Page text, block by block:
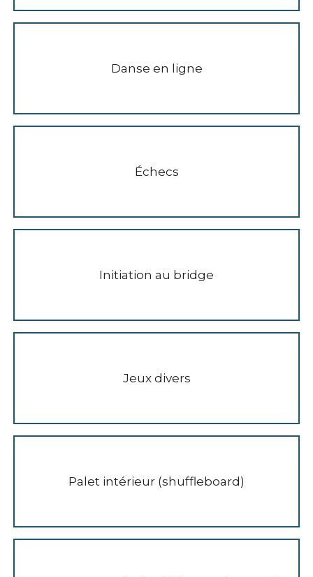
Danse en ligne
Échecs
Initiation au bridge
Jeux divers
Palet intérieur (shuffleboard)